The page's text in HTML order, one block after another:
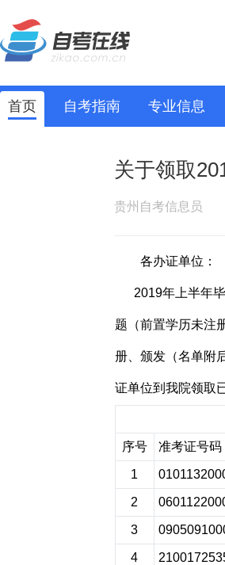
首页 自考指南 专业信息
关于领取
贵州自考信息员
各办证单位：
2019年上半年毕
题（前置学历未注
册、颁发（名单附
证单位到我院领取
序号 准考证号码
1
2
3
4